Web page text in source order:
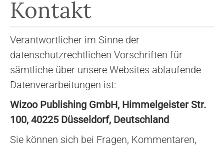
Kontakt
Verantwortlicher im Sinne der
datenschutzrechtlichen Vorschriften für
sämtliche über unsere Websites ablaufende
Datenverarbeitungen ist:
Wizoo Publishing GmbH, Himmelgeister Str.
100, 40225 Düsseldorf, Deutschland
Sie können sich bei Fragen, Kommentaren,